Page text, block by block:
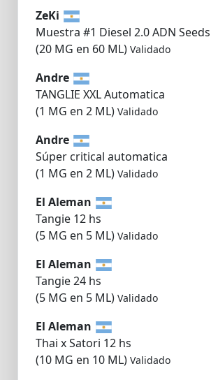
ZeKi
Muestra #1 Diesel 2.0 ADN Seeds
(20 MG en 60 ML)Validado
Andre
TANGLIE XXL Automatica
(1 MG en 2 ML)Validado
Andre
Súper critical automatica
(1 MG en 2 ML)Validado
El Aleman
Tangie 12 hs
(5 MG en 5 ML)Validado
El Aleman
Tangie 24 hs
(5 MG en 5 ML)Validado
El Aleman
Thai x Satori 12 hs
(10 MG en 10 ML)Validado